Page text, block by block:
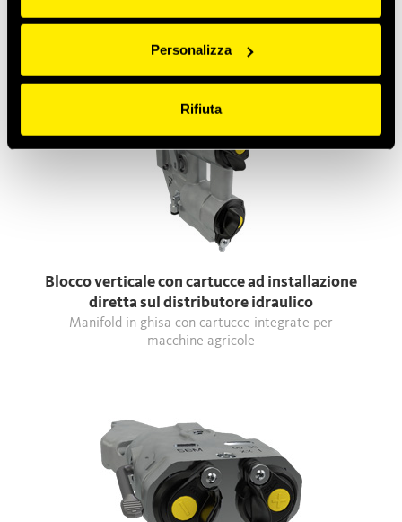
Personalizza
Rifiuta
Blocco verticale con cartucce ad installazione
diretta sul distributore idraulico
Manifold in ghisa con cartucce integrate per
macchine agricole